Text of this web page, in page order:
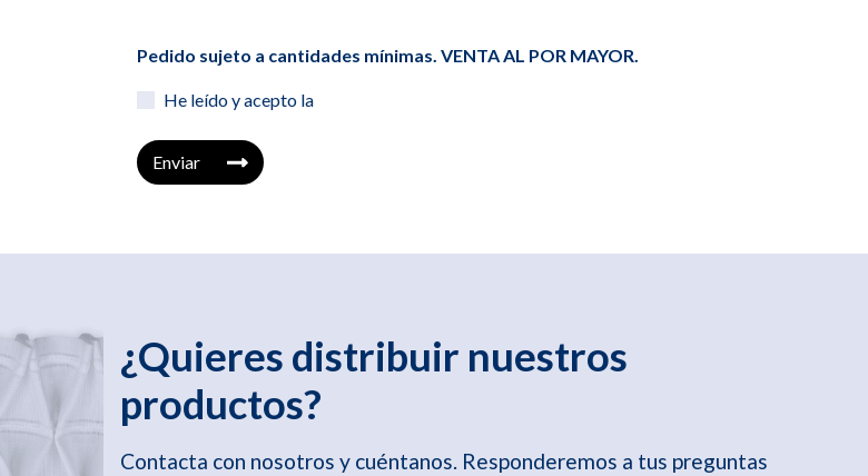
Pedido sujeto a cantidades mínimas. VENTA AL POR MAYOR.
He leído y acepto la
Enviar
¿Quieres distribuir nuestros
productos?
Contacta con nosotros y cuéntanos. Responderemos a tus preguntas